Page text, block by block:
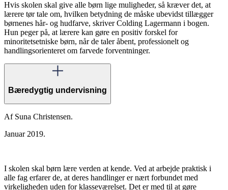
Hvis skolen skal give alle børn lige muligheder, så kræver det, at
lærere tør tale om, hvilken betydning de måske ubevidst tillægger
børnenes hår- og hudfarve, skriver Colding Lagermann i bogen.
Hun peger på, at lærere kan gøre en positiv forskel for
minoritetsetniske børn, når de taler åbent, professionelt og
handlingsorienteret om farvede forventninger.
Bæredygtig undervisning
Af Suna Christensen.
Januar 2019.
I skolen skal børn lære verden at kende. Ved at arbejde praktisk i
alle fag erfarer de, at deres handlinger er nært forbundet med
virkeligheden uden for klasseværelset. Det er med til at gøre